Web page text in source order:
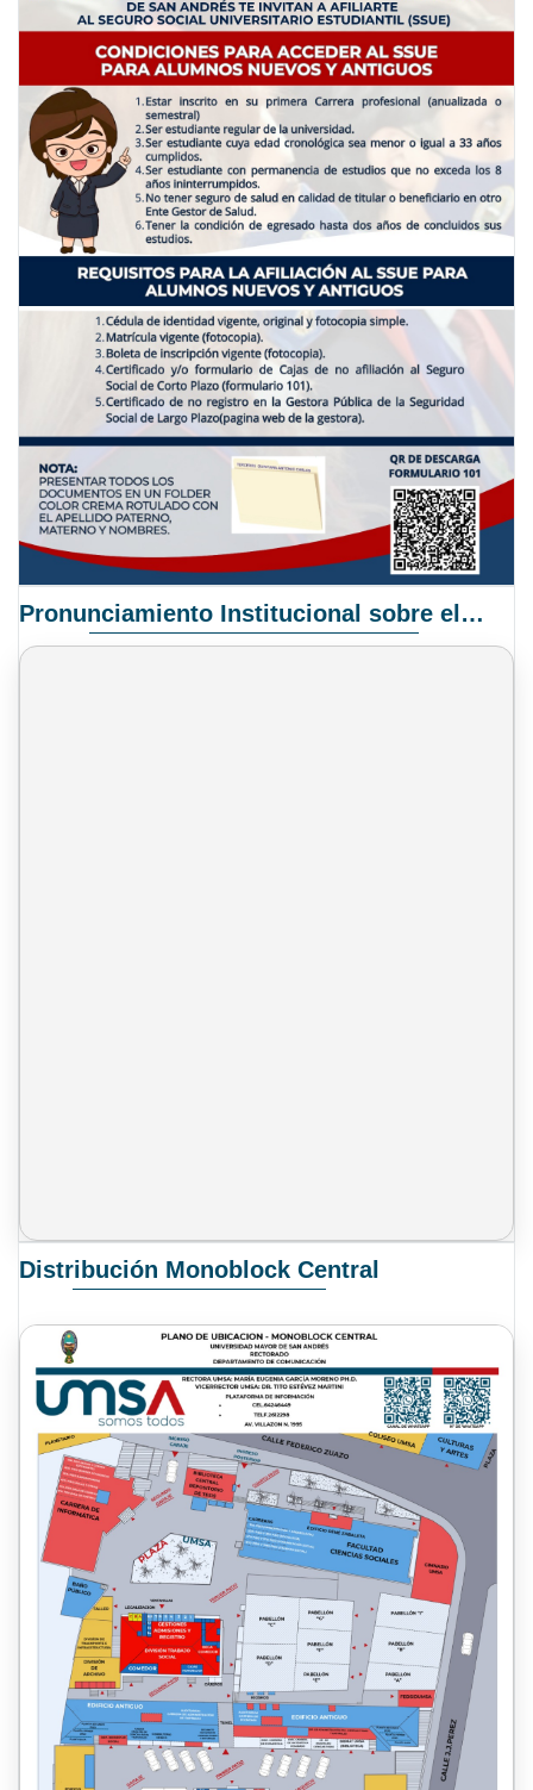
Pronunciamiento Institucional sobre el Proyecto de Ley N° 068/2025-2026 C.S.
Distribución Monoblock Central